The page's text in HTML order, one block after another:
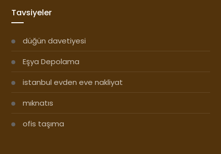
Tavsiyeler
düğün davetiyesi
Eşya Depolama
istanbul evden eve nakliyat
mıknatıs
ofis taşıma